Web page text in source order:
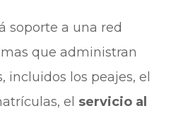
soporte a una red
que administran
los peajes, el
el servicio al